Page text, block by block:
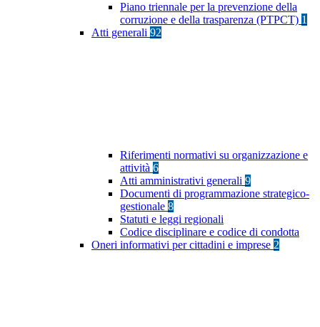
Piano triennale per la prevenzione della
corruzione e della trasparenza (PTPCT) 1
Atti generali 92
Riferimenti normativi su organizzazione e
attività 6
Atti amministrativi generali 9
Documenti di programmazione strategico-
gestionale 8
Statuti e leggi regionali
Codice disciplinare e codice di condotta
Oneri informativi per cittadini e imprese 2